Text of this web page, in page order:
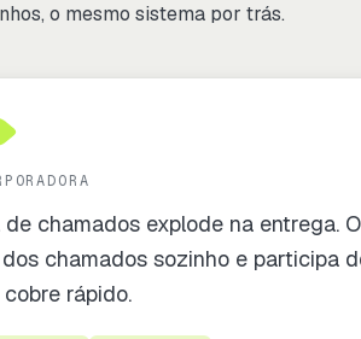
o mesmo sistema por trás.
de chamados explode na entrega.
chamados sozinho e participa
rápido.